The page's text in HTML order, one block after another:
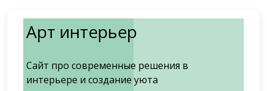
содержимому
Арт интерьер
Сайт про современные решения в
интерьере и создание уюта